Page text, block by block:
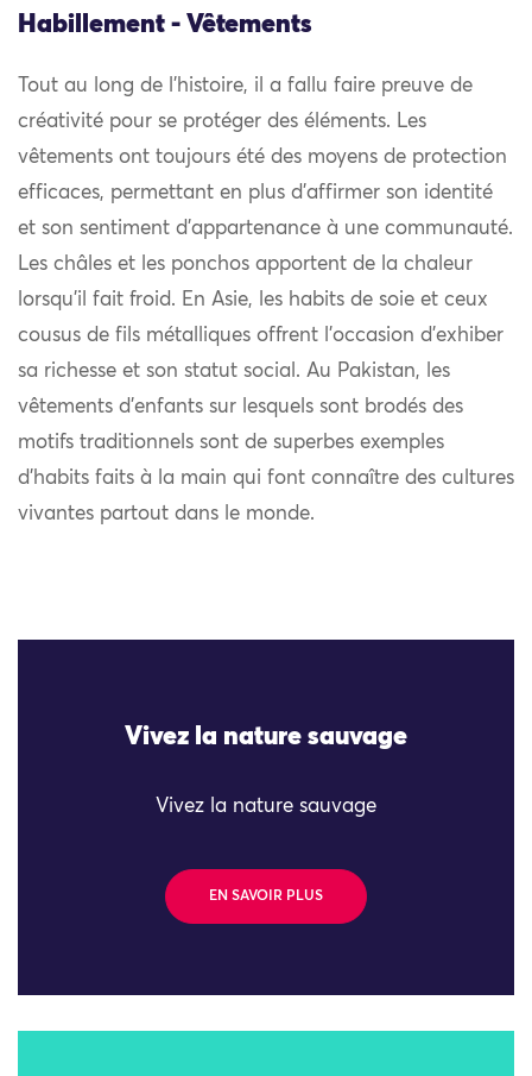
Habillement - Vêtements
Tout au long de l’histoire, il a fallu faire preuve de
créativité pour se protéger des éléments. Les
vêtements ont toujours été des moyens de protection
efficaces, permettant en plus d’affirmer son identité
et son sentiment d’appartenance à une communauté.
Les châles et les ponchos apportent de la chaleur
lorsqu’il fait froid. En Asie, les habits de soie et ceux
cousus de fils métalliques offrent l’occasion d’exhiber
sa richesse et son statut social. Au Pakistan, les
vêtements d’enfants sur lesquels sont brodés des
motifs traditionnels sont de superbes exemples
d’habits faits à la main qui font connaître des cultures
vivantes partout dans le monde.
Vivez la nature sauvage
Vivez la nature sauvage
EN SAVOIR PLUS